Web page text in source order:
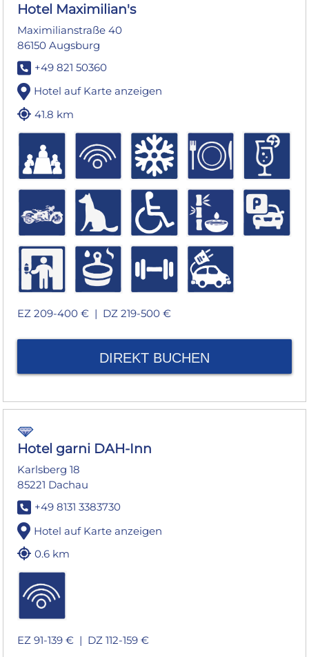
Hotel Maximilian's
Maximilianstraße 40
86150 Augsburg
+49 821 50360
Hotel auf Karte anzeigen
41.8 km
EZ 209-400 € | DZ 219-500 €
DIREKT BUCHEN
Hotel garni DAH-Inn
Karlsberg 18
85221 Dachau
+49 8131 3383730
Hotel auf Karte anzeigen
0.6 km
EZ 91-139 € | DZ 112-159 €